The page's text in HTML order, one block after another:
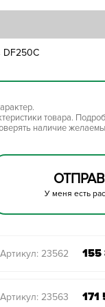
DF250C
товара.
наличие
У меня есть
Артикул: 23562 155
Артикул: 23563 171